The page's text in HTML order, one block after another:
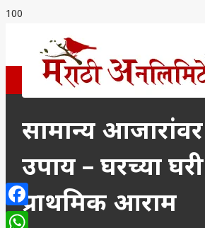
सामान्य आजारांवर
उपाय – घरच्या
प्राथमिक आराम
Facebook